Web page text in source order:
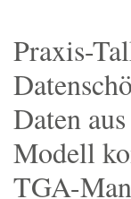
Praxis-
Daten
Modell
TGA-